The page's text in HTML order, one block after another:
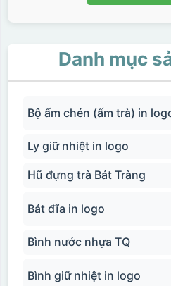
Danh mục
Bộ ấm chén (ấm trà) in
Ly giữ nhiệt in logo
Hũ đựng trà Bát Tràng
Bát đĩa in logo
Bình nước nhựa TQ
Bình giữ nhiệt in logo